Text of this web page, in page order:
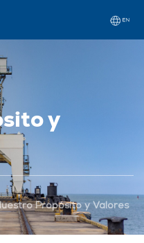
y
Propósito y Valores